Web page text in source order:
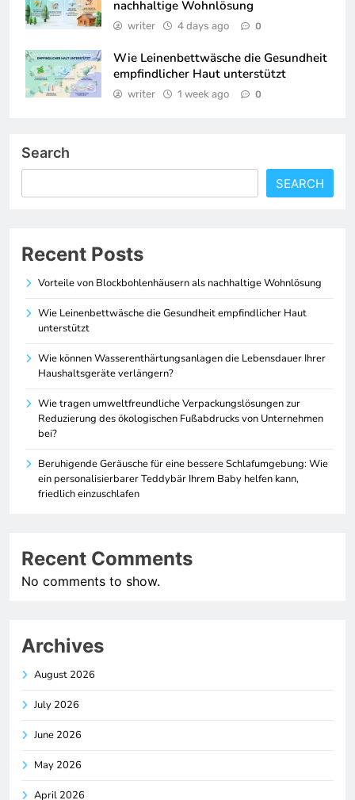
nachhaltige Wohnlösung
writer 4 days ago 0
Wie Leinenbettwäsche die Gesundheit
empfindlicher Haut unterstützt
writer 1 week ago 0
Search
SEARCH
Recent Posts
Vorteile von Blockbohlenhäusern als nachhaltige Wohnlösung
Wie Leinenbettwäsche die Gesundheit empfindlicher Haut
unterstützt
Wie können Wasserenthärtungsanlagen die Lebensdauer Ihrer
Haushaltsgeräte verlängern?
Wie tragen umweltfreundliche Verpackungslösungen zur
Reduzierung des ökologischen Fußabdrucks von Unternehmen
bei?
Beruhigende Geräusche für eine bessere Schlafumgebung: Wie
ein personalisierbarer Teddybär Ihrem Baby helfen kann,
friedlich einzuschlafen
Recent Comments
No comments to show.
Archives
August 2026
July 2026
June 2026
May 2026
April 2026